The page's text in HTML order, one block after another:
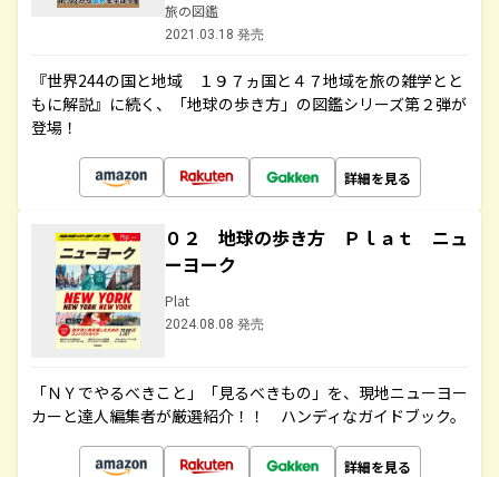
旅の図鑑
2021.03.18 発売
『世界244の国と地域 １９７ヵ国と４７地域を旅の雑学とと
もに解説』に続く、「地球の歩き方」の図鑑シリーズ第２弾が
登場！
詳細を見る
０２ 地球の歩き方 Ｐｌａｔ ニュ
ーヨーク
Plat
2024.08.08 発売
「ＮＹでやるべきこと」「見るべきもの」を、現地ニューヨー
カーと達人編集者が厳選紹介！！ ハンディなガイドブック。
詳細を見る